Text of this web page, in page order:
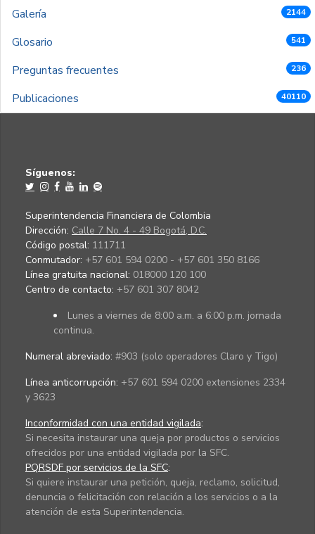
Galería 2144
Glosario 541
Preguntas frecuentes 236
Publicaciones 40110
Síguenos:
Superintendencia Financiera de Colombia
Dirección: Calle 7 No. 4 - 49 Bogotá, D.C.
Código postal: 111711
Conmutador: +57 601 594 0200 - +57 601 350 8166
Línea gratuita nacional: 018000 120 100
Centro de contacto: +57 601 307 8042
Lunes a viernes de 8:00 a.m. a 6:00 p.m. jornada
continua.
Numeral abreviado: #903 (solo operadores Claro y Tigo)
Línea anticorrupción: +57 601 594 0200 extensiones 2334
y 3623
Inconformidad con una entidad vigilada:
Si necesita instaurar una queja por productos o servicios
ofrecidos por una entidad vigilada por la SFC.
PQRSDF por servicios de la SFC:
Si quiere instaurar una petición, queja, reclamo, solicitud,
denuncia o felicitación con relación a los servicios o a la
atención de esta Superintendencia.